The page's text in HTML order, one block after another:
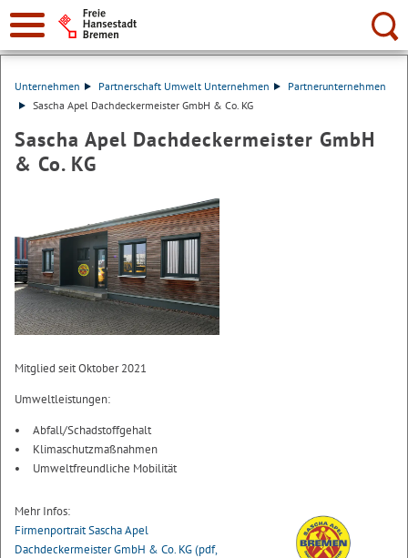
Suche:
Unternehmen Partnerschaft Umwelt Unternehmen
Partnerunternehmen
Sascha Apel Dachdeckermeister GmbH & Co. KG
Sascha Apel Dachdeckermeister GmbH
& Co. KG
Mitglied seit Oktober 2021
Umweltleistungen:
Abfall/Schadstoffgehalt
Klimaschutzmaßnahmen
Umweltfreundliche Mobilität
Mehr Infos:
Firmenportrait Sascha Apel
Dachdeckermeister GmbH & Co. KG(pdf,